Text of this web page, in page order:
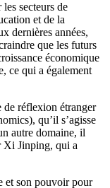
secteurs de
et de la
dernières années,
que les futurs
économique
ce qui a également
de réflexion étranger
qu’il s’agisse
autre domaine, il
Xi Jinping, qui a
et son pouvoir pour